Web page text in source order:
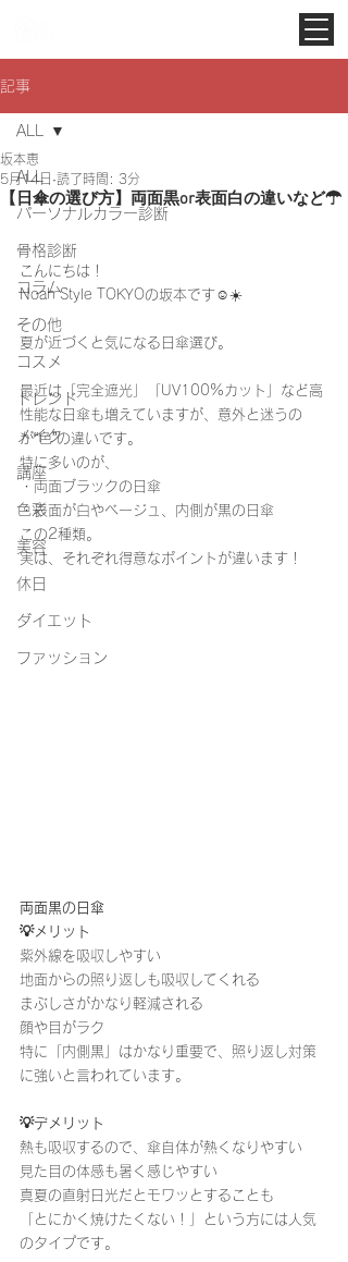
記事
ALL
パーソナルカラー診断
骨格診断
コラム
その他
コスメ
トレンド
メイク
講座
色彩
美容
休日
ダイエット
ファッション
ALL
【日傘の選び方】両面黒or表面白の違いなど☂
坂本恵
5月14日 読了時間: 3分
こんにちは！
Noah Style TOKYOの坂本です☺️☀️
夏が近づくと気になる日傘選び。
最近は「完全遮光」「UV100%カット」など高
性能な日傘も増えていますが、意外と迷うの
が“色”の違いです。
特に多いのが、
・両面ブラックの日傘
・表面が白やベージュ、内側が黒の日傘
この2種類。
実は、それぞれ得意なポイントが違います！
両面黒の日傘
💡メリット
紫外線を吸収しやすい
地面からの照り返しも吸収してくれる
まぶしさがかなり軽減される
顔や目がラク
特に「内側黒」はかなり重要で、照り返し対策
に強いと言われています。
💡デメリット
熱も吸収するので、傘自体が熱くなりやすい
見た目の体感も暑く感じやすい
真夏の直射日光だとモワッとすることも
「とにかく焼けたくない！」という方には人気
のタイプです。